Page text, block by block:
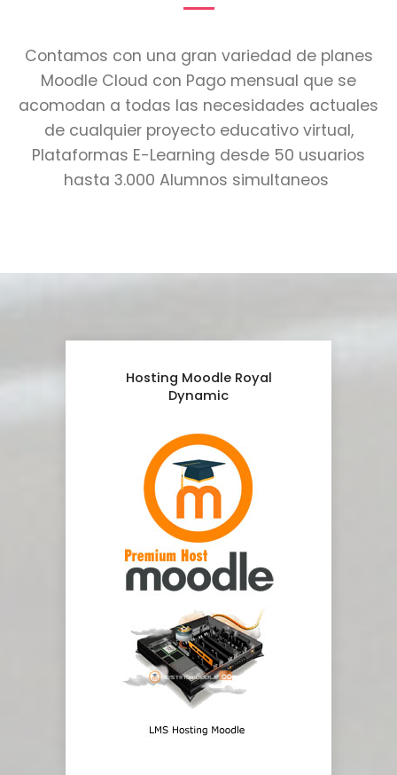
Contamos con una gran variedad de planes
Moodle Cloud con Pago mensual que se
acomodan a todas las necesidades actuales
de cualquier proyecto educativo virtual,
Plataformas E-Learning desde 50 usuarios
hasta 3.000 Alumnos simultaneos
Hosting Moodle Royal
Dynamic